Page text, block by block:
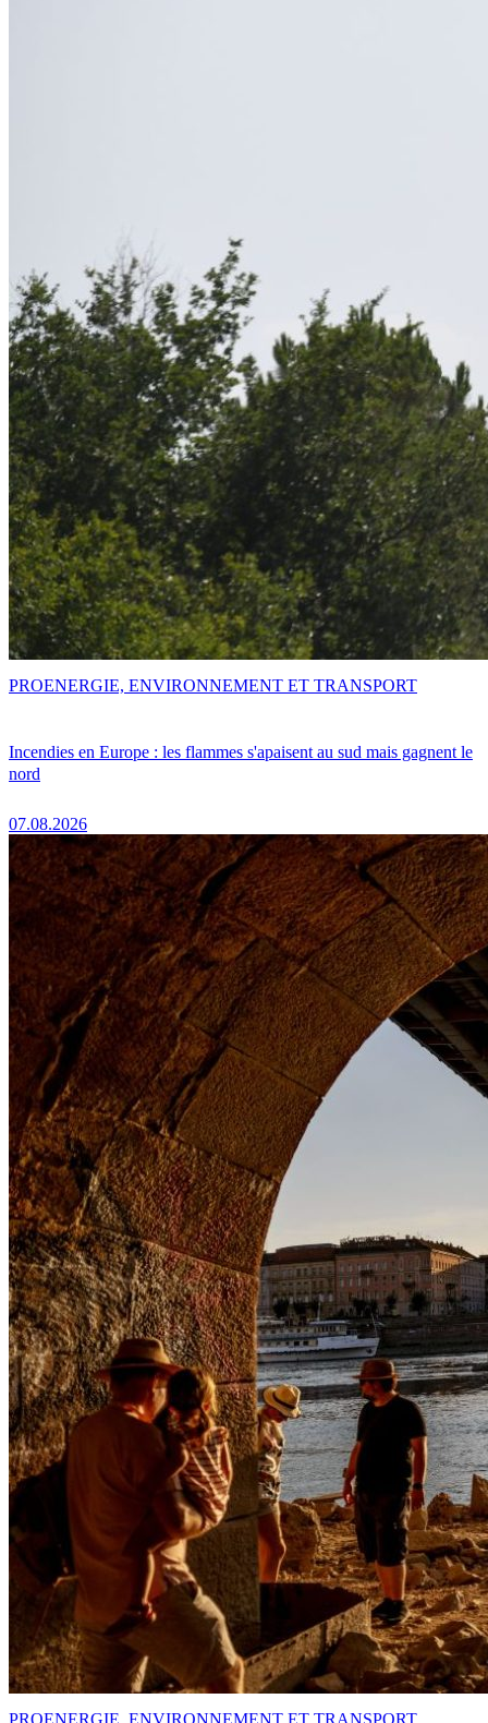
Incendies en Europe : les flammes s'apaisent au sud mais gagnent le
nord
07.08.2026
PROENERGIE, ENVIRONNEMENT ET TRANSPORT
PROENERGIE, ENVIRONNEMENT ET TRANSPORT